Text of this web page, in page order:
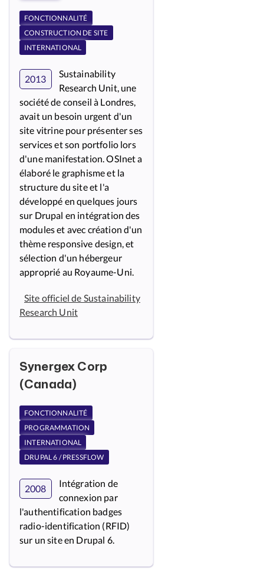
FONCTIONNALITÉ
CONSTRUCTION DE SITE
INTERNATIONAL
2013
Sustainability
Research Unit, une
société de conseil à Londres,
avait un besoin urgent d'un
site vitrine pour présenter ses
services et son portfolio lors
d'une manifestation. OSInet a
élaboré le graphisme et la
structure du site et l'a
développé en quelques jours
sur Drupal en intégration des
modules et avec création d'un
thème responsive design, et
sélection d'un hébergeur
approprié au Royaume-Uni.
Site officiel de Sustainability
Research Unit
Synergex Corp
(Canada)
FONCTIONNALITÉ
PROGRAMMATION
INTERNATIONAL
DRUPAL 6 / PRESSFLOW
2008
Intégration de
connexion par
l'authentification badges
radio-identification (RFID)
sur un site en Drupal 6.